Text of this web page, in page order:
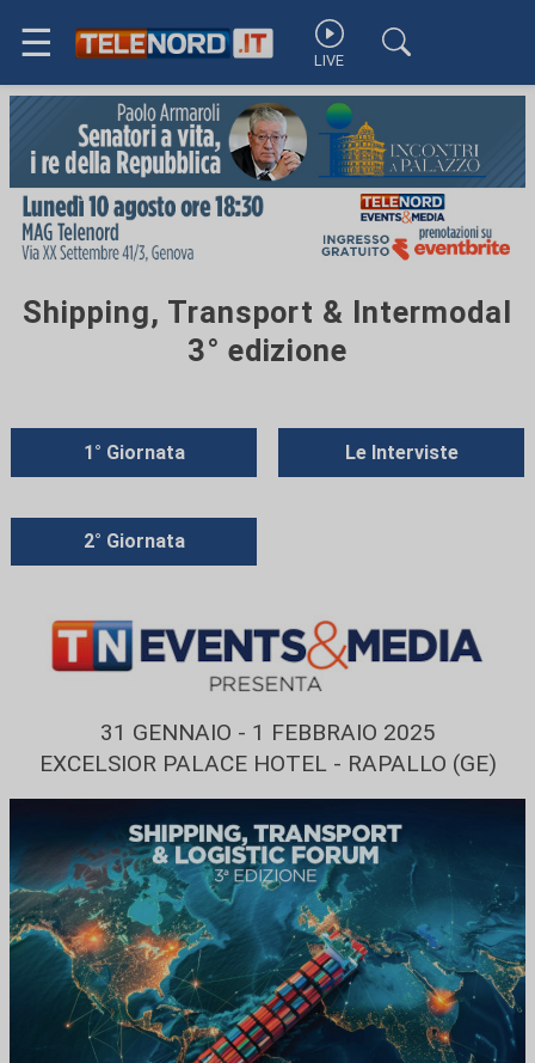
☰ LIVE
Shipping, Transport & Intermodal
3° edizione
1° Giornata
2° Giornata
Le Interviste
31 GENNAIO - 1 FEBBRAIO 2025
EXCELSIOR PALACE HOTEL - RAPALLO (GE)